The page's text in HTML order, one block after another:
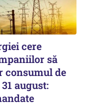
cere
să
consumul de
august: